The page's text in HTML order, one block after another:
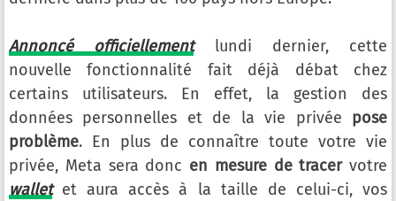
Annoncé officiellementlundi dernier, cette
nouvelle fonctionnalité fait déjà débat chez
certains utilisateurs. En effet, la gestion des
données personnelles et de la vie privée pose
problème. En plus de connaître toute votre vie
privée, Meta sera donc en mesure de tracervotre
walletet aura accès à la taille de celui-ci, vos